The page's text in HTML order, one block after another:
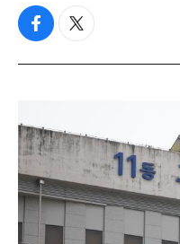
f
c
o
k
t
i
r